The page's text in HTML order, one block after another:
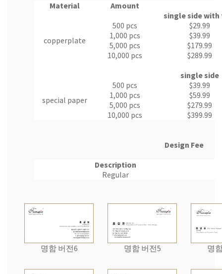
Material
Amount
single side
copperplate
500 pcs
$29.99
1,000 pcs
$39.99
5,000 pcs
$179.99
10,000 pcs
$289.99
single side
special paper
500 pcs
$39.99
1,000 pcs
$59.99
5,000 pcs
$279.99
10,000 pcs
$399.99
Design Fee
Description
Regular
명함 버전6 명함 버전5 명